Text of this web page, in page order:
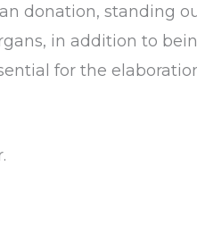
donation, standing
in addition to
for the